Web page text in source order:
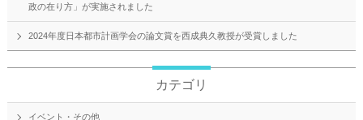
政の在り方」が実施されました
2024年度日本都市計画学会の論文賞を西成典久教授が受賞しました
カテゴリ
イベント・その他